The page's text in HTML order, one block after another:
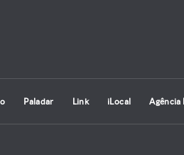
Paladar Link iLocal Agência